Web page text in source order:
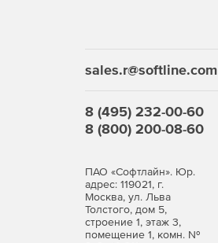
sales.r@softline.com
8 (495) 232-00-60
8 (800) 200-08-60
ПАО «Софтлайн». Юр.
адрес: 119021, г.
Москва, ул. Льва
Толстого, дом 5,
строение 1, этаж 3,
помещение 1, комн. №